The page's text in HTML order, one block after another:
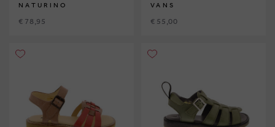
NATURINO
€ 78,95
VANS
€ 55,00